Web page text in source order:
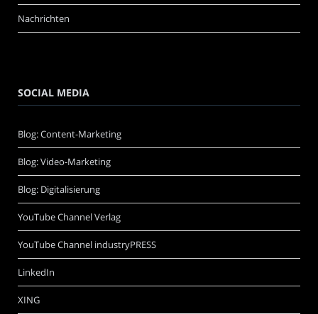
Nachrichten
SOCIAL MEDIA
Blog: Content-Marketing
Blog: Video-Marketing
Blog: Digitalisierung
YouTube Channel Verlag
YouTube Channel industryPRESS
LinkedIn
XING